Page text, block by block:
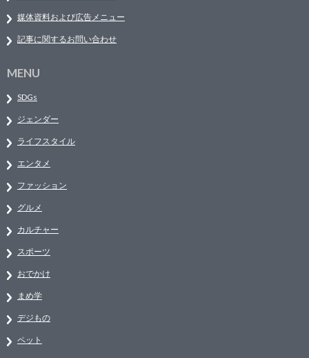
媒体資料および広告メニュー
記事に関するお問い合わせ
MENU
SDGs
ジェンダー
ライフスタイル
エンタメ
ファッション
グルメ
カルチャー
スポーツ
おでかけ
まめ学
デジもの
ペット